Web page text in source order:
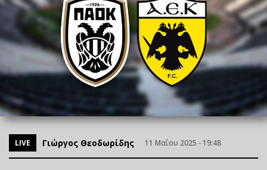
LIVE Γιώργος Θεοδωρίδης 11 Μαΐου 2025 - 19:48